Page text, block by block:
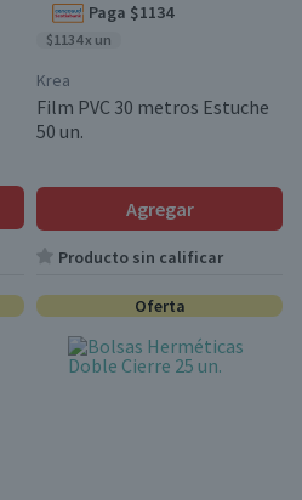
Paga $1134
$1134 x un
Krea
Film PVC 30 metros Estuche
50 un.
Agregar
Producto sin calificar
Oferta